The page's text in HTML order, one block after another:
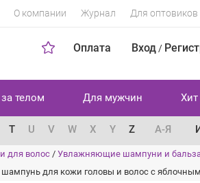
О компании Журнал Для оптовиков
Оплата Вход /
телом Для мужчин Хит
T U V W X Y Z А-Я
для волос / Увлажняющие шампуни и
для кожи головы и волос с